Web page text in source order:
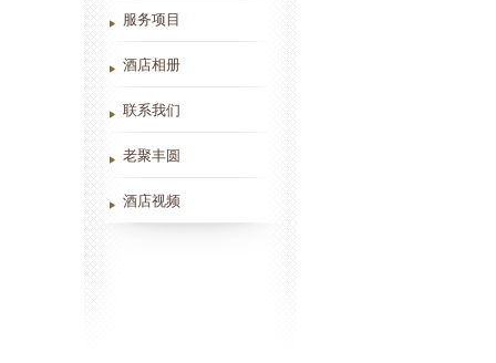
服务项目
酒店相册
联系我们
老聚丰圆
酒店视频